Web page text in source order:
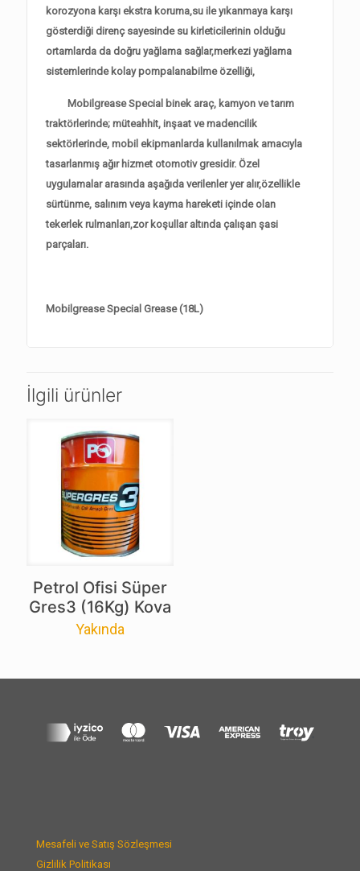
korozyona karşı ekstra koruma,su ile yıkanmaya karşı
gösterdiği direnç sayesinde su kirleticilerinin olduğu
ortamlarda da doğru yağlama sağlar,merkezi yağlama
sistemlerinde kolay pompalanabilme özelliği,
Mobilgrease Special binek araç, kamyon ve tarım
traktörlerinde; müteahhit, inşaat ve madencilik
sektörlerinde, mobil ekipmanlarda kullanılmak amacıyla
tasarlanmış ağır hizmet otomotiv gresidir. Özel
uygulamalar arasında aşağıda verilenler yer alır,özellikle
sürtünme, salınım veya kayma hareketi içinde olan
tekerlek rulmanları,zor koşullar altında çalışan şasi
parçaları.
Mobilgrease Special Grease (18L)
İlgili ürünler
Petrol Ofisi Süper
Gres3 (16Kg) Kova
Yakında
Mesafeli ve Satış Sözleşmesi
Gizlilik Politikası